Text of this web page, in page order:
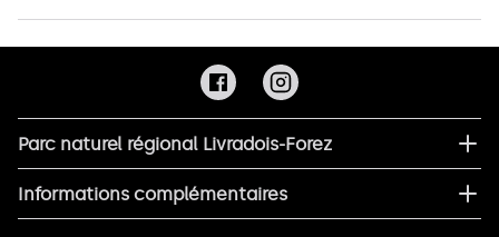
Parc naturel régional Livradois-Forez
Informations complémentaires